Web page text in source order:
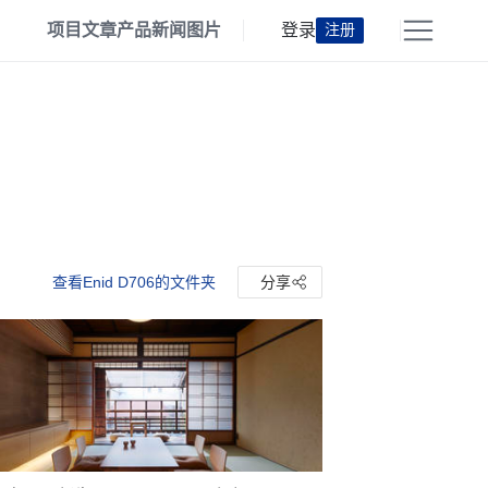
项目文章产品新闻 图片 登录 注册
查看Enid D706的文件夹 分享